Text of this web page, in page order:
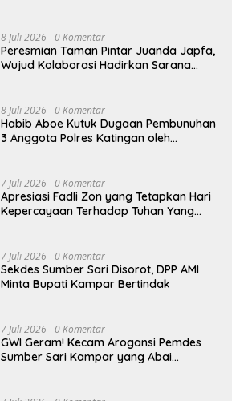
8 Juli 2026 0 Komentar
Peresmian Taman Pintar Juanda Japfa,
Wujud Kolaborasi Hadirkan Sarana
8 Juli 2026 0 Komentar
Habib Aboe Kutuk Dugaan Pembunuhan
3 Anggota Polres Katingan oleh
7 Juli 2026 0 Komentar
Apresiasi Fadli Zon yang Tetapkan Hari
Kepercayaan Terhadap Tuhan Yang
7 Juli 2026 0 Komentar
Sekdes Sumber Sari Disorot, DPP AMI
Minta Bupati Kampar Bertindak
7 Juli 2026 0 Komentar
GWI Geram! Kecam Arogansi Pemdes
Sumber Sari Kampar yang Abai